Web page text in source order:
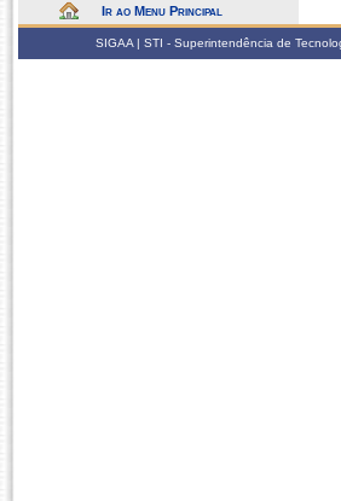
Ir ao Menu Principal
SIGAA | STI - Superintendência de